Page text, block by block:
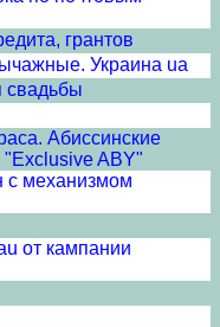
грантов
Украина ua
свадьбы
Абиссинские
"Exclusive ABY"
с механизмом
от кампании